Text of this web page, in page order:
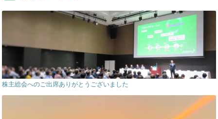
株主総会へのご出席ありがとうございました